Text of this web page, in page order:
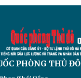
PHÒNG THỦ ĐÔ